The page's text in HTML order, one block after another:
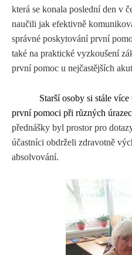
která se konala poslední den v
naučili jak efektivně
správné poskytování první
také na praktické vyzkoušení
první pomoc u nejčastějších
Starší osoby si stále
první pomoci při různých
přednášky byl prostor pro
účastníci obdrželi zdravotně
absolvování.